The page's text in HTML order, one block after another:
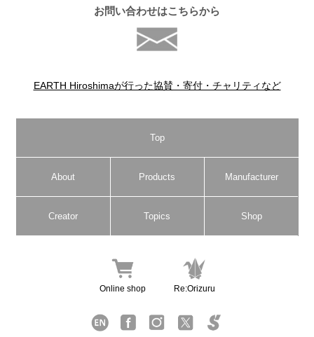
お問い合わせはこちらから
EARTH Hiroshimaが行った協賛・寄付・チャリティなど
Top
About Products Manufacturer
Creator Topics Shop
Online shop Re:Orizuru